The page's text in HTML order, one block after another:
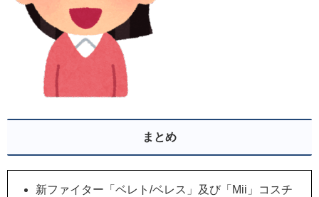
まとめ
新ファイター「ベレト/ベレス」及び「Mii」コスチ